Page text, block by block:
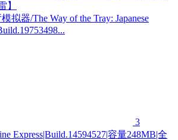
】
拟器/The Way of the Tray: Japanese
3